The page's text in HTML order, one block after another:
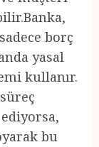
borç
yasal
kullanır.
bu